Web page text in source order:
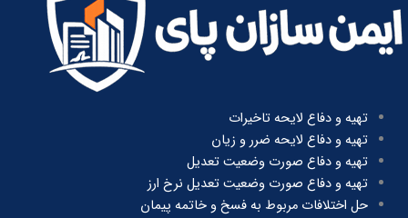
تهیه و دفاع لایحه تاخیرات
تهیه و دفاع لایحه ضرر و زیان
تهیه و دفاع صورت وضعیت تعدیل
تهیه و دفاع صورت وضعیت تعدیل نرخ ارز
حل اختلافات مربوط به فسخ و خاتمه پیمان